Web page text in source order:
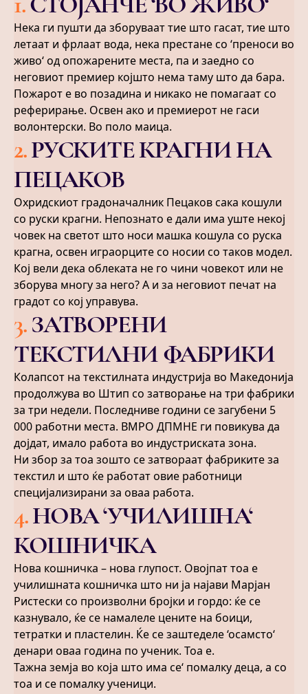
Нека ги пушти да зборуваат тие што гасат, тие што
летаат и фрлаат вода, нека престане со ‘преноси во
живо‘ од опожарените места, па и заедно со
неговиот премиер којшто нема таму што да бара.
Пожарот е во позадина и никако не помагаат со
реферирање. Освен ако и премиерот не гаси
волонтерски. Во поло маица.
2.РУСКИТЕ КРАГНИ НА
ПЕЦАКОВ
Охридскиот градоначалник Пецаков сака кошули
со руски крагни. Непознато е дали има уште некој
човек на светот што носи машка кошула со руска
крагна, освен играорците со носии со таков модел.
Кој вели дека облеката не го чини човекот или не
зборува многу за него? А и за неговиот печат на
градот со кој управува.
3. ЗАТВОРЕНИ
ТЕКСТИЛНИ ФАБРИКИ
Колапсот на текстилната индустрија во Македонија
продолжува во Штип со затворање на три фабрики
за три недели. Последниве години се загубени 5
000 работни места. ВМРО ДПМНЕ ги повикува да
дојдат, имало работа во индустриската зона.
Ни збор за тоа зошто се затвораат фабриките за
текстил и што ќе работат овие работници
специјализирани за оваа работа.
4.НОВА ‘УЧИЛИШНА‘
КОШНИЧКА
Нова кошничка – нова глупост. Овојпат тоа е
училишната кошничка што ни ја најави Марјан
Ристески со произволни бројки и гордо: ќе се
казнувало, ќе се намалеле цените на боици,
тетратки и пластелин. Ќе се заштеделе ‘осамсто‘
денари оваа година по ученик. Тоа е.
Тажна земја во која што има се‘ помалку деца, а со
тоа и се помалку ученици.